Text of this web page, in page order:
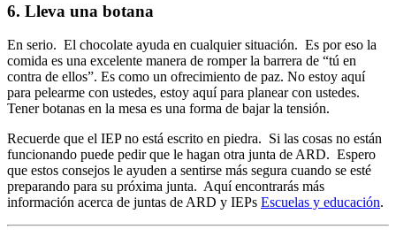
6. Lleva una botana
En serio. El chocolate ayuda en cualquier situación. Es por eso la
comida es una excelente manera de romper la barrera de “tú en
contra de ellos”. Es como un ofrecimiento de paz. No estoy aquí
para pelearme con ustedes, estoy aquí para planear con ustedes.
Tener botanas en la mesa es una forma de bajar la tensión.
Recuerde que el IEP no está escrito en piedra. Si las cosas no están
funcionando puede pedir que le hagan otra junta de ARD. Espero
que estos consejos le ayuden a sentirse más segura cuando se esté
preparando para su próxima junta. Aquí encontrarás más
información acerca de juntas de ARD y IEPs Escuelas y educación.